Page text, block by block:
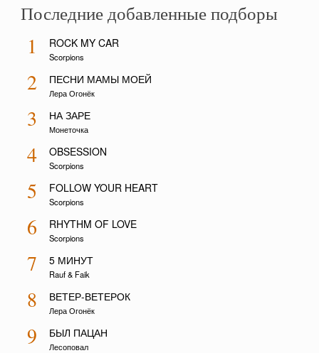
Последние добавленные подборы
1 ROCK MY CAR
Scorpions
2 ПЕСНИ МАМЫ МОЕЙ
Лера Огонёк
3 НА ЗАРЕ
Монеточка
4 OBSESSION
Scorpions
5 FOLLOW YOUR HEART
Scorpions
6 RHYTHM OF LOVE
Scorpions
7 5 МИНУТ
Rauf & Faik
8 ВЕТЕР-ВЕТЕРОК
Лера Огонёк
9 БЫЛ ПАЦАН
Лесоповал